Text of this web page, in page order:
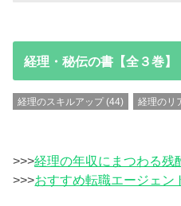
経理・秘伝の書【全３巻】
経理のスキルアップ (44) 経理のリ
>>>経理の年収にまつわる残
>>>おすすめ転職エージェン